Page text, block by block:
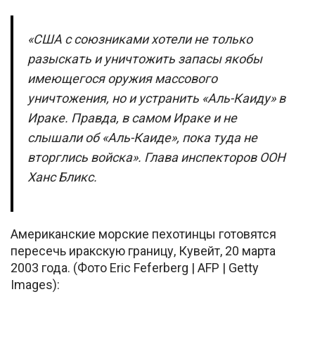
«США с союзниками хотели не только
разыскать и уничтожить запасы якобы
имеющегося оружия массового
уничтожения, но и устранить «Аль-Каиду» в
Ираке. Правда, в самом Ираке и не
слышали об «Аль-Каиде», пока туда не
вторглись войска». Глава инспекторов ООН
Ханс Бликс.
Американские морские пехотинцы готовятся
пересечь иракскую границу, Кувейт, 20 марта
2003 года. (Фото Eric Feferberg | AFP | Getty
Images):